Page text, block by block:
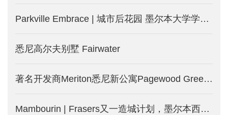
Parkville Embrace | 城市后花园 墨尔本大学学区房 投资自住两相宜
悉尼高尔夫别墅 Fairwater
著名开发商Meriton悉尼新公寓Pagewood Green，2.5公里即达NSW大学
Mambourin | Frasers又一造城计划，墨尔本西区土地房屋套餐，等你来-墨尔本新房产出售